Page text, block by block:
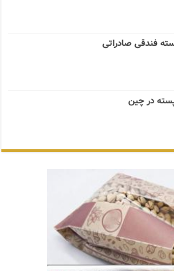
فندقی صادراتی
در چین